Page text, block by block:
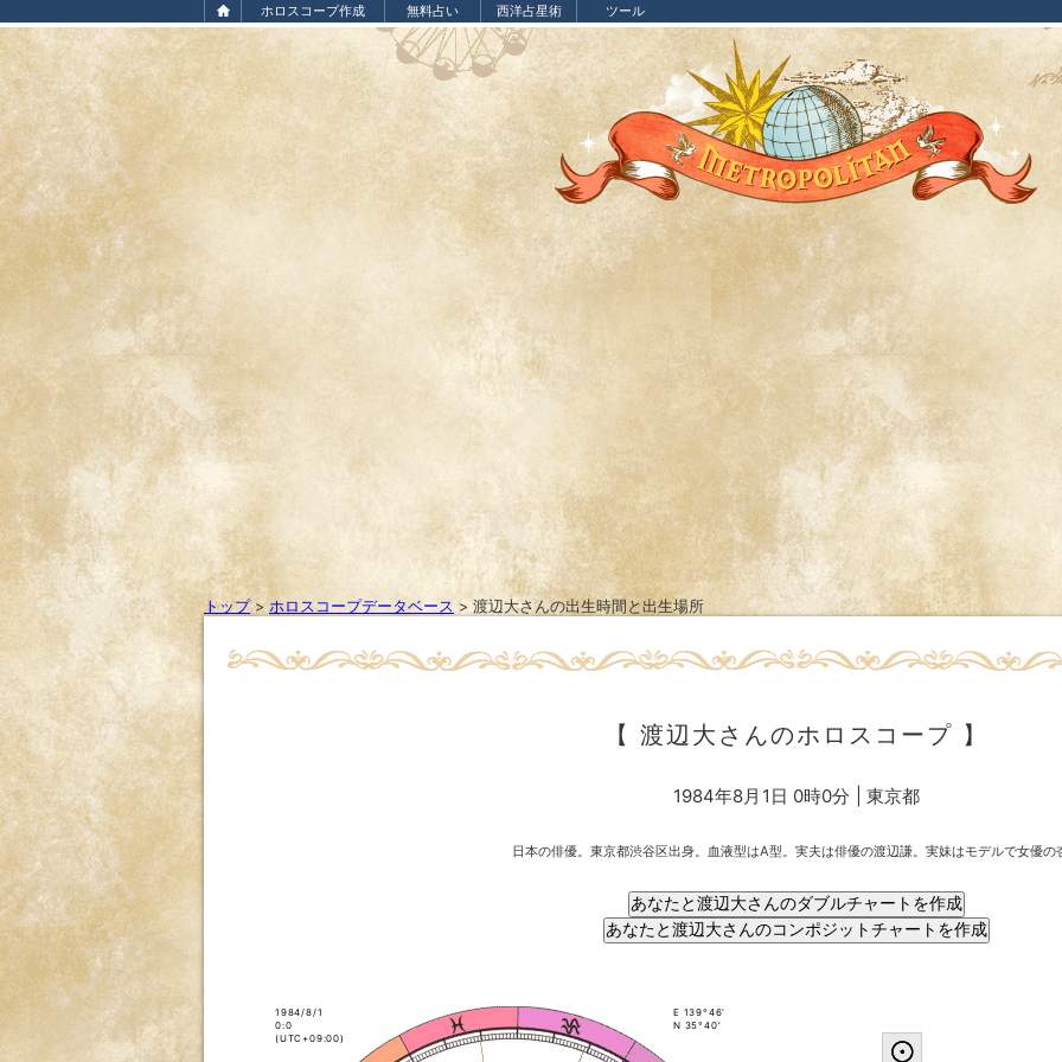
ホロスコープ作成 無料占い 西洋占星術 ツール
トップ>ホロスコープデータベース > 渡辺大さんの出生時間と出生場所
【 渡辺大さんのホロスコープ 】
1984年8月1日 0時0分 | 東京都
日本の俳優。東京都渋谷区出身。血液型はA型。実夫は俳優の渡辺謙。実妹はモデルで女優の
1984/8/1
0:0
(UTC+09:00)
E 139°46'
N 35°40'